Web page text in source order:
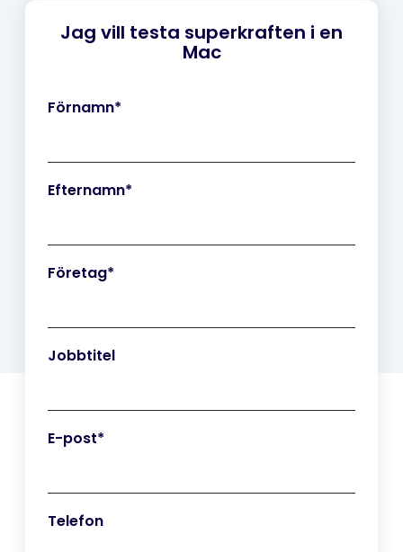
Jag vill testa superkraften i en
Mac
Förnamn*
Efternamn*
Företag*
Jobbtitel
E-post*
Telefon